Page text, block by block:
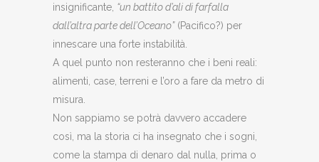
insignificante, “un battito d’ali di farfalla
dall’altra parte dell’Oceano”(Pacifico?) per
innescare una forte instabilità.
A quel punto non resteranno che i beni reali:
alimenti, case, terreni e l’oro a fare da metro di
misura.
Non sappiamo se potrà davvero accadere
così, ma la storia ci ha insegnato che i sogni,
come la stampa di denaro dal nulla, prima o